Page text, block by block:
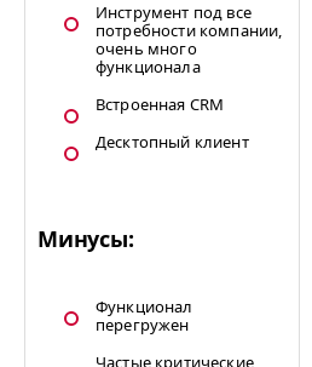
Инструмент под все
потребности компании,
очень много
функционала
Встроенная CRM
Десктопный клиент
Минусы:
Функционал
перегружен
Частые критические